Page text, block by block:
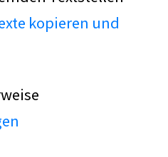
kopieren und